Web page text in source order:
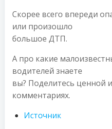
Скорее всего впереди
или произошло
большое ДТП.
А про какие
водителей знаете
вы? Поделитесь ценной
комментариях.
Источник